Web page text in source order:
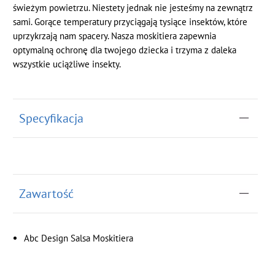
świeżym powietrzu. Niestety jednak nie jesteśmy na zewnątrz
sami. Gorące temperatury przyciągają tysiące insektów, które
uprzykrzają nam spacery. Nasza moskitiera zapewnia
optymalną ochronę dla twojego dziecka i trzyma z daleka
wszystkie uciążliwe insekty.
Specyfikacja
Zawartość
Abc Design Salsa Moskitiera